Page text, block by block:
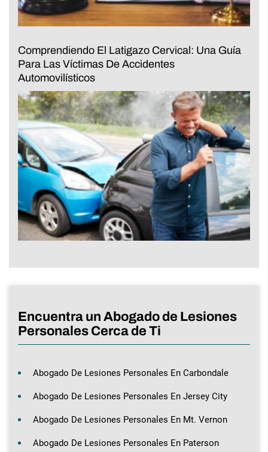
Comprendiendo El Latigazo Cervical: Una Guía
Para Las Víctimas De Accidentes
Automovilísticos
Encuentra un Abogado de Lesiones
Personales Cerca de Ti
Abogado De Lesiones Personales En Carbondale
Abogado De Lesiones Personales En Jersey City
Abogado De Lesiones Personales En Mt. Vernon
Abogado De Lesiones Personales En Paterson